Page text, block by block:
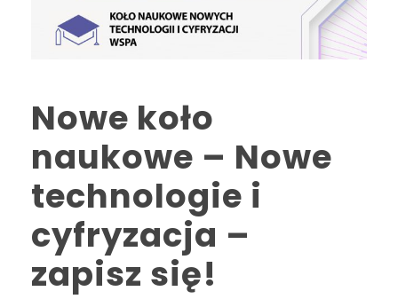
Nowe koło
naukowe – Nowe
technologie i
cyfryzacja –
zapisz się!